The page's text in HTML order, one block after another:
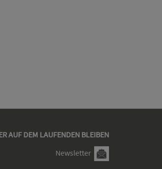
AUF DEM LAUFENDEN BLEIBEN
Newsletter